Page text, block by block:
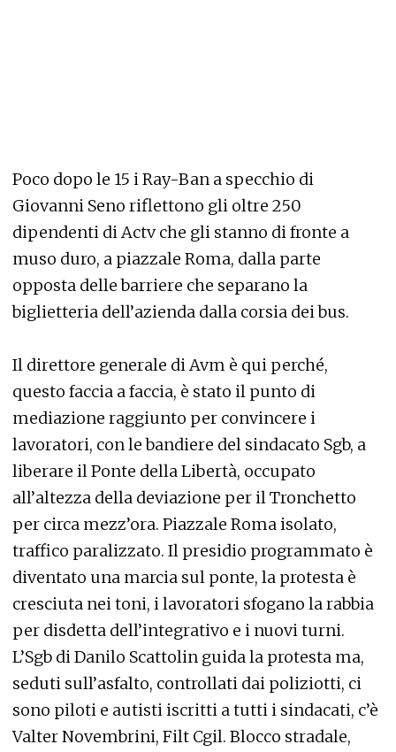
Poco dopo le 15 i Ray-Ban a specchio di
Giovanni Seno riflettono gli oltre 250
dipendenti di Actv che gli stanno di fronte a
muso duro, a piazzale Roma, dalla parte
opposta delle barriere che separano la
biglietteria dell’azienda dalla corsia dei bus.
Il direttore generale di Avm è qui perché,
questo faccia a faccia, è stato il punto di
mediazione raggiunto per convincere i
lavoratori, con le bandiere del sindacato Sgb, a
liberare il Ponte della Libertà, occupato
all’altezza della deviazione per il Tronchetto
per circa mezz’ora. Piazzale Roma isolato,
traffico paralizzato. Il presidio programmato è
diventato una marcia sul ponte, la protesta è
cresciuta nei toni, i lavoratori sfogano la rabbia
per disdetta dell’integrativo e i nuovi turni.
L’Sgb di Danilo Scattolin guida la protesta ma,
seduti sull’asfalto, controllati dai poliziotti, ci
sono piloti e autisti iscritti a tutti i sindacati, c’è
Valter Novembrini, Filt Cgil. Blocco stradale,